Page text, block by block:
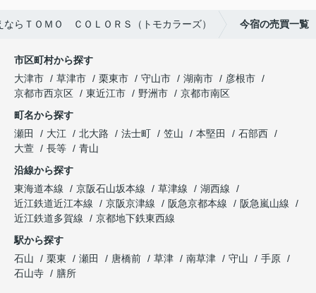
らＴＯＭＯ ＣＯＬＯＲＳ（トモカラーズ） 今宿の売買一覧
市区町村から探す
大津市
草津市 栗東市 守山市 湖南市
彦根市
京都市西京区
東近江市 野洲市
京都市南区
町名から探す
瀬田
大江 北大路 法士町 笠山 本堅田
石部西
大萱
長等
青山
沿線から探す
東海道本線
京阪石山坂本線 草津線
湖西線
近江鉄道近江本線
京阪京津線 阪急京都本線
阪急嵐山線
近江鉄道多賀線
京都地下鉄東西線
駅から探す
石山
栗東 瀬田 唐橋前 草津 南草津 守山
手原
石山寺
膳所